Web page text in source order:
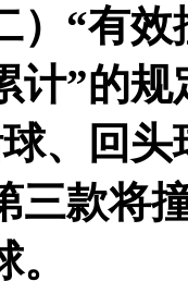
）“有
计”的
、回头
三款将